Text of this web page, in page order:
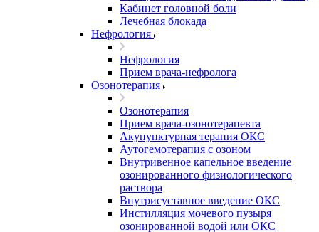
Кабинет головной боли
Лечебная блокада
Нефрология
Нефрология
Прием врача-нефролога
Озонотерапия
Озонотерапия
Прием врача-озонотерапевта
Акупунктурная терапия ОКС
Аутогемотерапия с озоном
Внутривенное капельное введение
озонированного физиологического
раствора
Внутрисуставное введение ОКС
Инстилляция мочевого пузыря
озонированной водой или ОКС